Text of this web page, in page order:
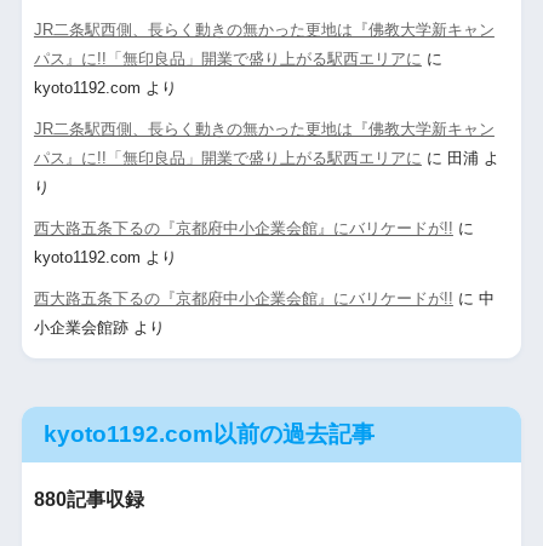
JR二条駅西側、長らく動きの無かった更地は『佛教大学新キャン
パス』に!!「無印良品」開業で盛り上がる駅西エリアに に
kyoto1192.com より
JR二条駅西側、長らく動きの無かった更地は『佛教大学新キャン
パス』に!!「無印良品」開業で盛り上がる駅西エリアに に 田浦よ
り
西大路五条下るの『京都府中小企業会館』にバリケードが!! に
kyoto1192.com より
西大路五条下るの『京都府中小企業会館』にバリケードが!! に 中
小企業会館跡より
kyoto1192.com以前の過去記事
880記事収録